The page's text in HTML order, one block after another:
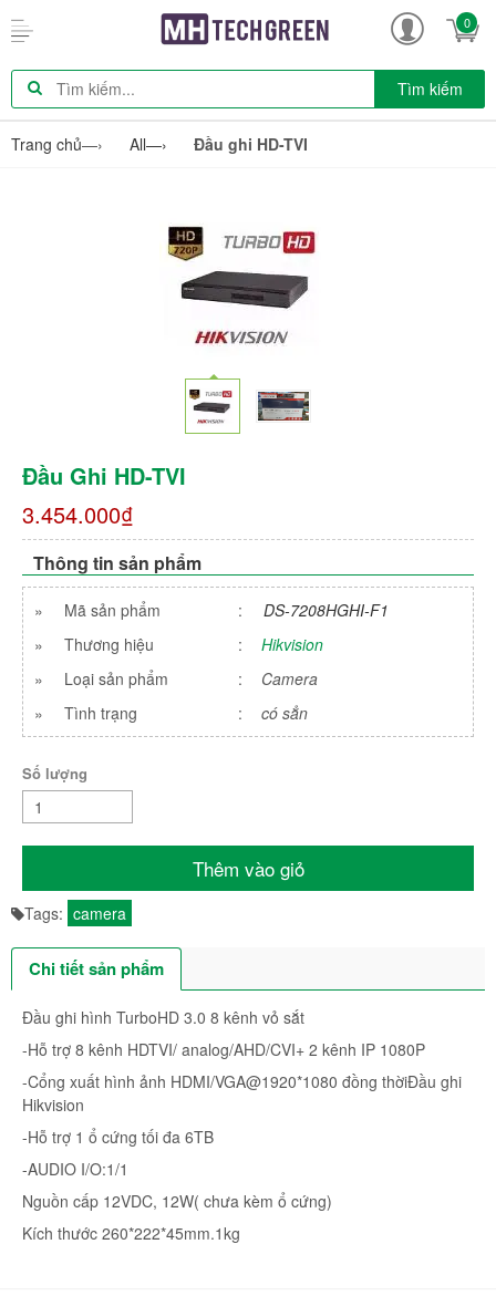
0
Tìm kiếm
Trang chủ—› All—› Đầu ghi HD-TVI
Đầu Ghi HD-TVI
3.454.000₫
Thông tin sản phẩm
» Mã sản phẩm :
DS-7208HGHI-F1
»
Thương hiệu :
Hikvision
»
Loại sản phẩm :
Camera
»
Tình trạng : có sẳn
Số lượng
Thêm vào giỏ
Tags: camera
Chi tiết sản phẩm
Đầu ghi hình TurboHD 3.0 8 kênh vỏ sắt
-Hỗ trợ 8 kênh HDTVI/ analog/AHD/CVI+ 2 kênh IP 1080P
-Cổng xuất hình ảnh HDMI/VGA@1920*1080 đồng thờiĐầu ghi
Hikvision
-Hỗ trợ 1 ổ cứng tối đa 6TB
-AUDIO I/O:1/1
Nguồn cấp 12VDC, 12W( chưa kèm ổ cứng)
Kích thước 260*222*45mm.1kg